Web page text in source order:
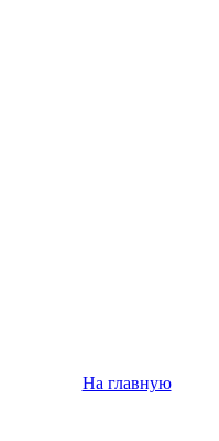
На главную